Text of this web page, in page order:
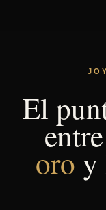
El
oro y